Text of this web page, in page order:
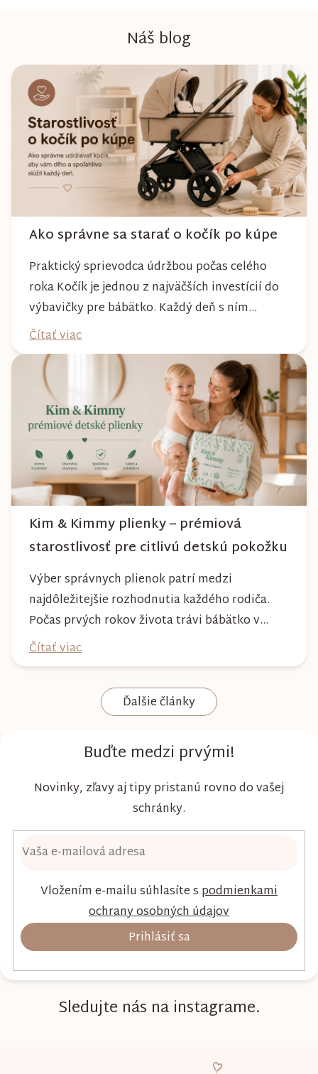
Náš blog
Ako správne sa starať o kočík po kúpe
Praktický sprievodca údržbou počas celého
roka Kočík je jednou z najväčších investícií do
výbavičky pre bábätko. Každý deň s ním
absolvujete prechádzky po meste, v parkoch,
na lesných chodníkoch aj počas nepriaznivého
počasia. Pravidelnou starostlivosťou si však
môžete byť istí, že vám bude spoľahlivo slúžiť
dlhé roky a zachová si svoj krásny vzhľ...
Čítať viac
Kim & Kimmy plienky – prémiová
starostlivosť pre citlivú detskú pokožku
Výber správnych plienok patrí medzi
najdôležitejšie rozhodnutia každého rodiča.
Počas prvých rokov života trávi bábätko v
plienke väčšinu dňa, preto by mala poskytovať
nielen spoľahlivú ochranu, ale aj maximálny
komfort a šetrnosť k citlivej pokožke. Plienky
Kim & Kimmy boli vyvinuté s dôrazom na
Čítať viac
Ďalšie články
Buďte medzi prvými!
Novinky, zľavy aj tipy pristanú rovno do vašej
schránky.
Vložením e-mailu súhlasíte s podmienkami
ochrany osobných údajov
Prihlásiť sa
Sledujte nás na instagrame.